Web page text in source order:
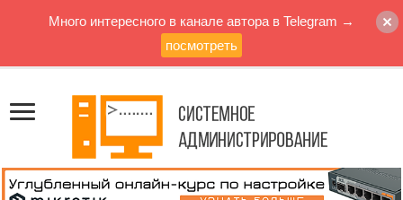
Много интересного в канале автора в Telegram →
посмотреть